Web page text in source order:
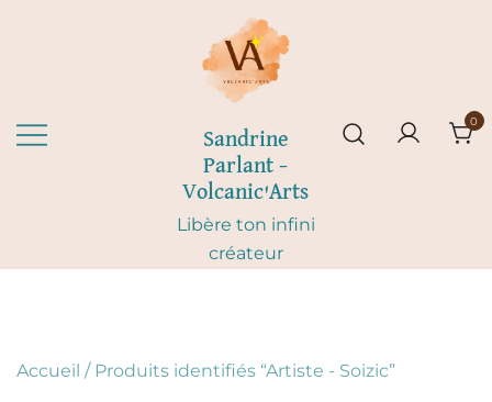
Sandrine
Parlant –
Volcanic'Arts
Libère ton infini
créateur
0
Accueil / Produits identifiés “Artiste - Soizic”